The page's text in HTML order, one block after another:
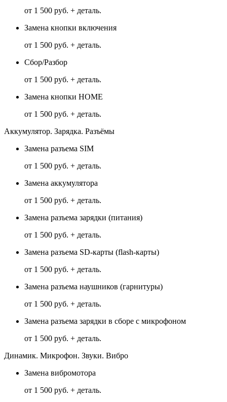
от 1 500 руб. + деталь.
Замена кнопки включения
от 1 500 руб. + деталь.
Сбор/Разбор
от 1 500 руб. + деталь.
Замена кнопки HOME
от 1 500 руб. + деталь.
Аккумулятор. Зарядка. Разъёмы
Замена разъема SIM
от 1 500 руб. + деталь.
Замена аккумулятора
от 1 500 руб. + деталь.
Замена разъема зарядки (питания)
от 1 500 руб. + деталь.
Замена разъема SD-карты (flash-карты)
от 1 500 руб. + деталь.
Замена разъема наушников (гарнитуры)
от 1 500 руб. + деталь.
Замена разъема зарядки в сборе с микрофоном
от 1 500 руб. + деталь.
Динамик. Микрофон. Звуки. Вибро
Замена вибромотора
от 1 500 руб. + деталь.